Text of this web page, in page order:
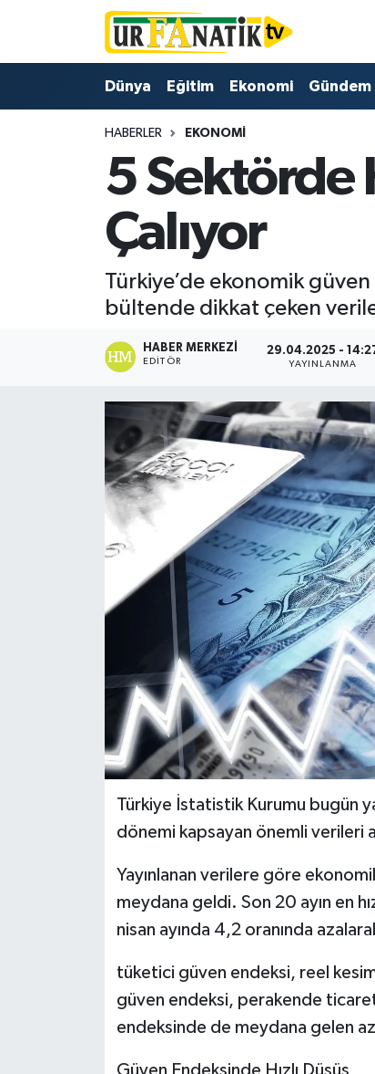
Dünya Eğitim Ekonomi Gündem
HABERLER EKONOMI
5 Sektörde
Çalıyor
Türkiye’de ekonomik güven
bültende dikkat çeken
HABER MERKEZI
EDITÖR
29.04.2025 -
YAYINLANMA
Türkiye İstatistik Kurumu bugün
dönemi kapsayan önemli verileri
Yayınlanan verilere göre
meydana geldi. Son 20 ayın en
nisan ayında 4,2 oranında
tüketici güven endeksi, reel
güven endeksi, perakende
endeksinde de meydana gelen
Süper Lig Puan Durumu ve Fikstür
Tüm Manşetler
Son Dakika Haberleri
Haber Arşivi